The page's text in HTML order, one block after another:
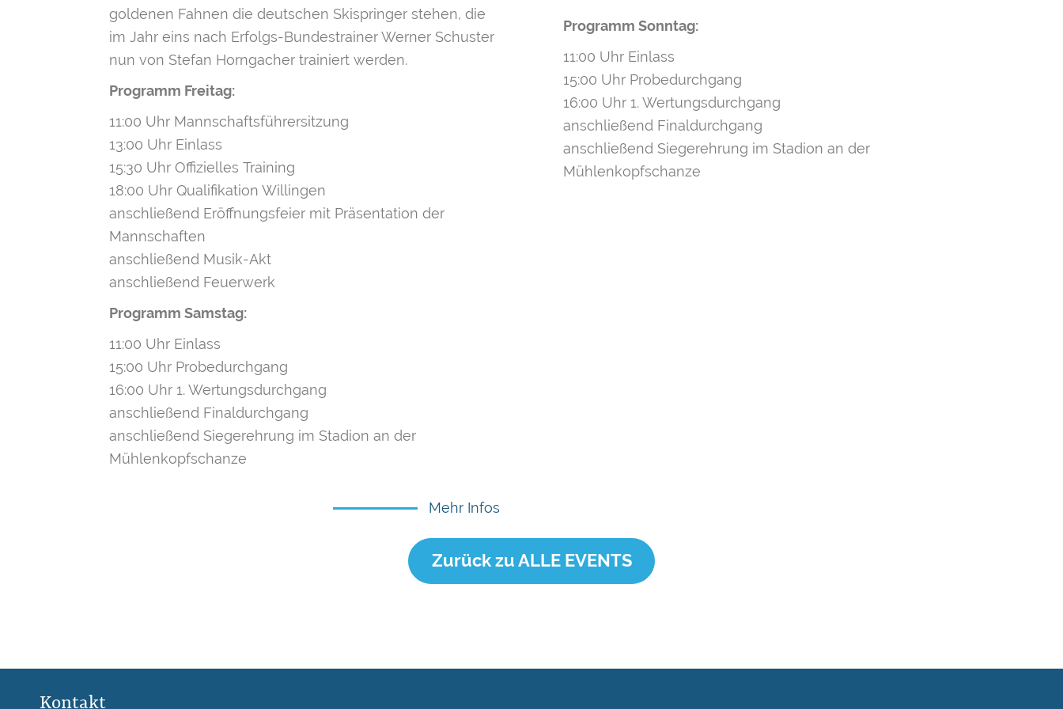
goldenen Fahnen die deutschen Skispringer stehen, die
im Jahr eins nach Erfolgs-Bundestrainer Werner Schuster
nun von Stefan Horngacher trainiert werden.
Programm Freitag:
11:00 Uhr Mannschaftsführersitzung
13:00 Uhr Einlass
15:30 Uhr Offizielles Training
18:00 Uhr Qualifikation Willingen
anschließend Eröffnungsfeier mit Präsentation der
Mannschaften
anschließend Musik-Akt
anschließend Feuerwerk
Programm Samstag:
11:00 Uhr Einlass
15:00 Uhr Probedurchgang
16:00 Uhr 1. Wertungsdurchgang
anschließend Finaldurchgang
anschließend Siegerehrung im Stadion an der
Mühlenkopfschanze
Mehr Infos
Programm Sonntag:
11:00 Uhr Einlass
15:00 Uhr Probedurchgang
16:00 Uhr 1. Wertungsdurchgang
anschließend Finaldurchgang
anschließend Siegerehrung im Stadion an der
Mühlenkopfschanze
Zurück zu ALLE EVENTS
Kontakt